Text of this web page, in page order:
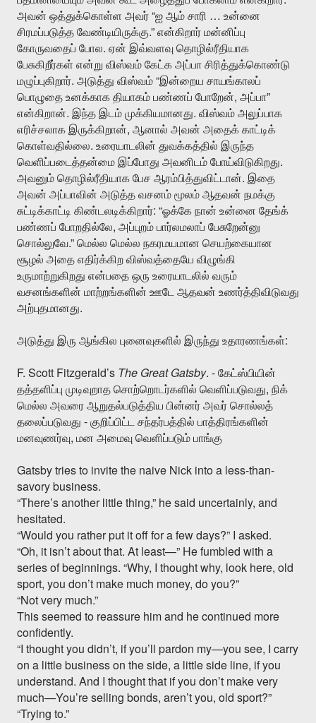
அவன் ஒத்துக்கொள்ள அவர் “ஐ ஆம் சாரி … உன்னை
சிரமப்படுத்த வேண்டியிருக்கு.” என்கிறார் மன்னிப்பு
கோருவதைப் போல. ஏன் இவ்வளவு தொழில்ரீதியாக
பேசுகிறீர்கள் என்று விஸ்வம் கேட்க அப்பா சிரித்துக்கொண்டு
மழுப்புகிறார். அடுத்து விஸ்வம் “இன்றைய சாயங்காலப்
பொழுதை உனக்காக தியாகம் பண்ணப் போறேன், அப்பா”
என்கிறான். இந்த இடம் முக்கியமானது. விஸ்வம் அலுப்பாக
எரிச்சலாக இருக்கிறான், ஆனால் அவன் அதைக் காட்டிக்
கொள்வதில்லை. உரையாடலின் துவக்கத்தில் இருந்த
வெளிப்படைத்தன்மை இப்போது அவனிடம் போய்விடுகிறது.
அவனும் தொழில்ரீதியாக பேச ஆரம்பித்துவிட்டான். இதை
அவன் அப்பாவின் அடுத்த வசனம் மூலம் ஆதவன் நமக்கு
சுட்டிக்காட்டி கிண்டலடிக்கிறார்: “ஓக்கே நான் உன்னை தேங்க்
பண்ணப் போறதில்லே, அப்புறம் பார்லமலாப் பேசுறேன்னு
சொல்லுவே.” மெல்ல மெல்ல நகரமயமான செயற்கையான
சூழல் அதை எதிர்க்கிற விஸ்வத்தையே விழுங்கி
உருமாற்றுகிறது என்பதை ஒரு உரையாடலில் வரும்
வசனங்களின் மாற்றங்களின் ஊடே ஆதவன் உணர்த்திவிடுவது
அற்புதமானது.
அடுத்து இரு ஆங்கில புனைவுகளில் இருந்து உதாரணங்கள்:
F. Scott Fitzgerald’s The Great Gatsby. - கேட்ஸ்பியின்
தத்தளிப்பு முடிவுறாத சொற்றொடர்களில் வெளிப்படுவது, நிக்
மெல்ல அவரை ஆறுதல்படுத்திய பின்னர் அவர் சொல்லத்
தலைப்படுவது - குறிப்பிட்ட சந்தர்பத்தில் பாத்திரங்களின்
மனவுணர்வு, மன அமைவு வெளிப்படும் பாங்கு
Gatsby tries to invite the naive Nick into a less-than-
savory business.
“There’s another little thing,” he said uncertainly, and
hesitated.
“Would you rather put it off for a few days?” I asked.
“Oh, it isn’t about that. At least—” He fumbled with a
series of beginnings. “Why, I thought why, look here, old
sport, you don’t make much money, do you?”
“Not very much.”
This seemed to reassure him and he continued more
confidently.
“I thought you didn’t, if you’ll pardon my—you see, I carry
on a little business on the side, a little side line, if you
understand. And I thought that if you don’t make very
much—You’re selling bonds, aren’t you, old sport?”
“Trying to.”